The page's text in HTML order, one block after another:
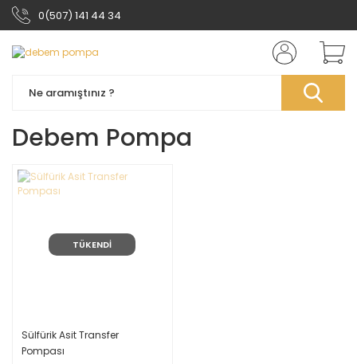
0(507) 141 44 34
Debem Pompa
TÜKENDİ
Sülfürik Asit Transfer
Pompası